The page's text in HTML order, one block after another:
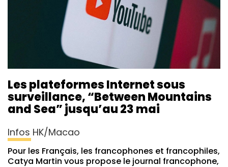
Les plateformes Internet sous
surveillance, “Between Mountains
and Sea” jusqu’au 23 mai
Infos HK/Macao
Pour les Français, les francophones et francophiles,
Catya Martin vous propose le journal francophone,